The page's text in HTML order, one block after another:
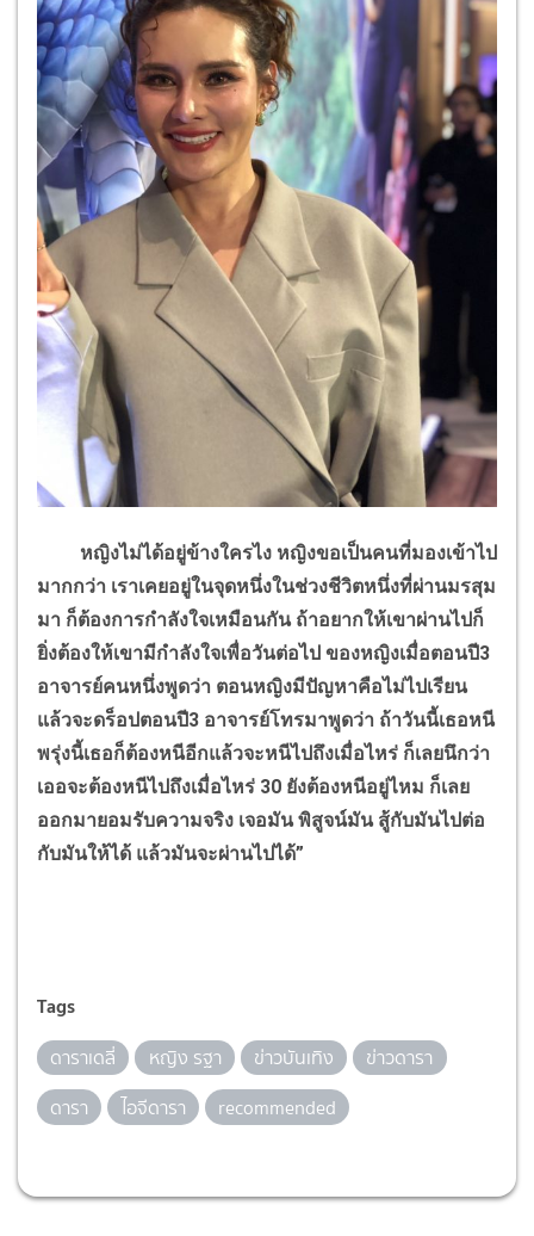
หญิงไม่ได้อยู่ข้างใครไง หญิงขอเป็นคนที่มองเข้าไป
มากกว่า เราเคยอยู่ในจุดหนึ่งในช่วงชีวิตหนึ่งที่ผ่านมรสุม
มา ก็ต้องการกำลังใจเหมือนกัน ถ้าอยากให้เขาผ่านไปก็
ยิ่งต้องให้เขามีกำลังใจเพื่อวันต่อไป ของหญิงเมื่อตอนปี3
อาจารย์คนหนึ่งพูดว่า ตอนหญิงมีปัญหาคือไม่ไปเรียน
แล้วจะดร็อปตอนปี3 อาจารย์โทรมาพูดว่า ถ้าวันนี้เธอหนี
พรุ่งนี้เธอก็ต้องหนีอีกแล้วจะหนีไปถึงเมื่อไหร่ ก็เลยนึกว่า
เออจะต้องหนีไปถึงเมื่อไหร่ 30 ยังต้องหนีอยู่ไหม ก็เลย
ออกมายอมรับความจริง เจอมัน พิสูจน์มัน สู้กับมันไปต่อ
กับมันให้ได้ แล้วมันจะผ่านไปได้”
Tags
ดาราเดลี่ หญิง รฐา ข่าวบันเทิง
ข่าวดารา
ดารา
ไอจีดารา recommended